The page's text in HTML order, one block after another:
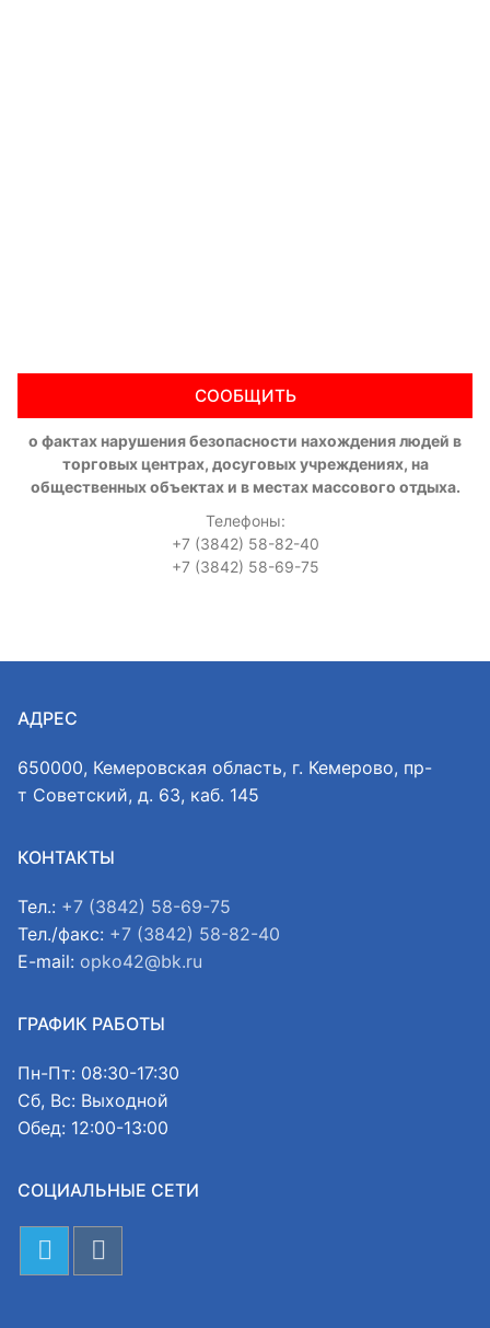
СООБЩИТЬ
о фактах нарушения безопасности нахождения людей в
торговых центрах, досуговых учреждениях, на
общественных объектах и в местах массового отдыха.
Телефоны:
+7 (3842) 58-82-40
+7 (3842) 58-69-75
АДРЕС
650000, Кемеровская область, г. Кемерово, пр-
т Советский, д. 63, каб. 145
КОНТАКТЫ
Тел.: +7 (3842) 58-69-75
Тел./факс: +7 (3842) 58-82-40
E-mail: opko42@bk.ru
ГРАФИК РАБОТЫ
Пн-Пт: 08:30-17:30
Сб, Вс: Выходной
Обед: 12:00-13:00
СОЦИАЛЬНЫЕ СЕТИ